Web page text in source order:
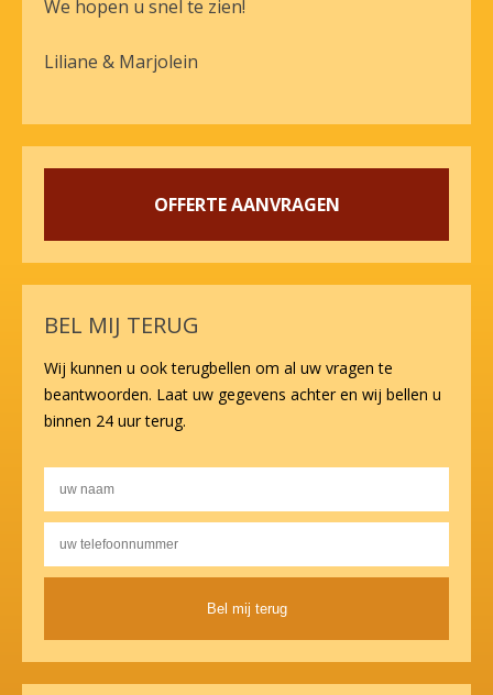
We hopen u snel te zien!
Liliane & Marjolein
OFFERTE AANVRAGEN
BEL MIJ TERUG
Wij kunnen u ook terugbellen om al uw vragen te
beantwoorden. Laat uw gegevens achter en wij bellen u
binnen 24 uur terug.